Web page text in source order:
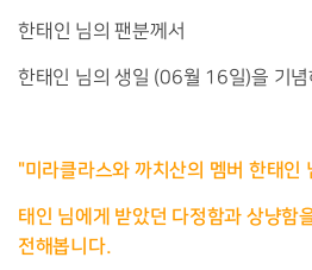
한태인 님의 팬분께서
한태인 님의 생일 (06월 16일)을 기
"미라클라스와 까치산의 멤버 한태인
태인 님에게 받았던 다정함과 상냥함
전해봅니다.